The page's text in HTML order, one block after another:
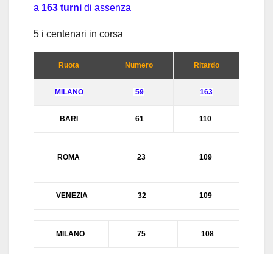
a 163 turni di assenza
5 i centenari in corsa
Ruota Numero Ritardo
MILANO 59 163
BARI 61 110
ROMA 23 109
VENEZIA 32 109
MILANO 75 108